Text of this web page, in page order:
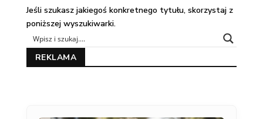
Jeśli szukasz jakiegoś konkretnego tytułu, skorzystaj z
poniższej wyszukiwarki.
REKLAMA